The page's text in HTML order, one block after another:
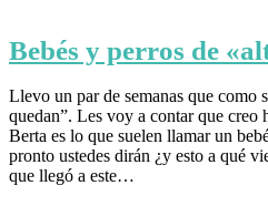
Bebés y perros de
Llevo un par de semanas que como
quedan”. Les voy a contar que creo
Berta es lo que suelen llamar un
pronto ustedes dirán ¿y esto a qué
que llegó a este…